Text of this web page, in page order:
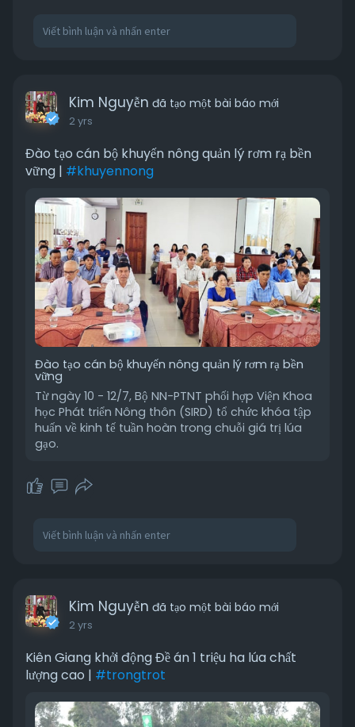
Kim Nguyễn đã tạo một bài báo mới
2 yrs
Đào tạo cán bộ khuyến nông quản lý rơm rạ bền
vững | #khuyennong
Đào tạo cán bộ khuyến nông quản lý rơm rạ bền
vững
Từ ngày 10 - 12/7, Bộ NN-PTNT phối hợp Viện Khoa
học Phát triển Nông thôn (SIRD) tổ chức khóa tập
huấn về kinh tế tuần hoàn trong chuỗi giá trị lúa
gạo.
Kim Nguyễn đã tạo một bài báo mới
2 yrs
Kiên Giang khởi động Đề án 1 triệu ha lúa chất
lượng cao | #trongtrot